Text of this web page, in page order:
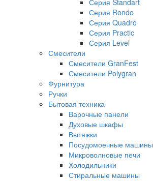
Серия Rondo
Серия Quadro
Серия Practic
Серия Level
Смесители
Смесители GranFest
Смесители Polygran
Фурнитура
Ручки
Бытовая техника
Варочные панели
Духовые шкафы
Вытяжки
Посудомоечные машины
Микроволновые печи
Холодильники
Стиральные машины